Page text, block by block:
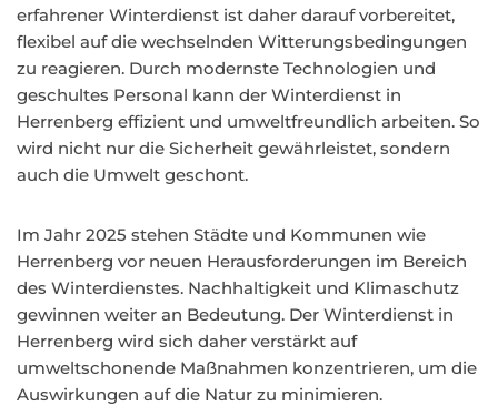
erfahrener Winterdienst ist daher darauf vorbereitet,
flexibel auf die wechselnden Witterungsbedingungen
zu reagieren. Durch modernste Technologien und
geschultes Personal kann der Winterdienst in
Herrenberg effizient und umweltfreundlich arbeiten. So
wird nicht nur die Sicherheit gewährleistet, sondern
auch die Umwelt geschont.
Im Jahr 2025 stehen Städte und Kommunen wie
Herrenberg vor neuen Herausforderungen im Bereich
des Winterdienstes. Nachhaltigkeit und Klimaschutz
gewinnen weiter an Bedeutung. Der Winterdienst in
Herrenberg wird sich daher verstärkt auf
umweltschonende Maßnahmen konzentrieren, um die
Auswirkungen auf die Natur zu minimieren.